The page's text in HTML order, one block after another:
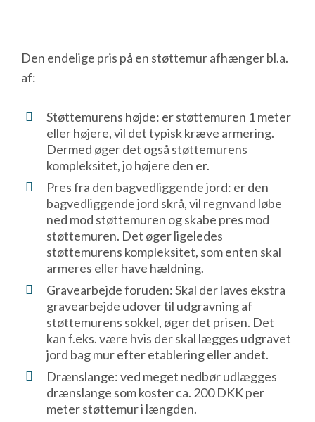
Den endelige pris på en støttemur afhænger bl.a.
af:
Støttemurens højde: er støttemuren 1 meter
eller højere, vil det typisk kræve armering.
Dermed øger det også støttemurens
kompleksitet, jo højere den er.
Pres fra den bagvedliggende jord: er den
bagvedliggende jord skrå, vil regnvand løbe
ned mod støttemuren og skabe pres mod
støttemuren. Det øger ligeledes
støttemurens kompleksitet, som enten skal
armeres eller have hældning.
Gravearbejde foruden: Skal der laves ekstra
gravearbejde udover til udgravning af
støttemurens sokkel, øger det prisen. Det
kan f.eks. være hvis der skal lægges udgravet
jord bag mur efter etablering eller andet.
Drænslange: ved meget nedbør udlægges
drænslange som koster ca. 200 DKK per
meter støttemur i længden.